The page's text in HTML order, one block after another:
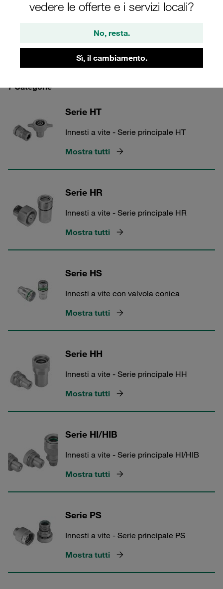
vedere le offerte e i servizi locali?
No, resta.
Sì, il cambiamento.
Innesti Rapidi in Acciaio
7 Categorie
Serie HT
Innesti a vite - Serie principale HT
Mostra tutti
Serie HR
Innesti a vite - Serie principale HR
Mostra tutti
Serie HS
Innesti a vite con valvola conica
Mostra tutti
Serie HH
Innesti a vite - Serie principale HH
Mostra tutti
Serie HI/HIB
Innesti a vite - Serie principale HI/HIB
Mostra tutti
Serie PS
Innesti a vite - Serie principale PS
Mostra tutti